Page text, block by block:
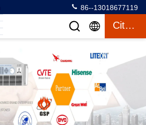
86--13018677119
Citation